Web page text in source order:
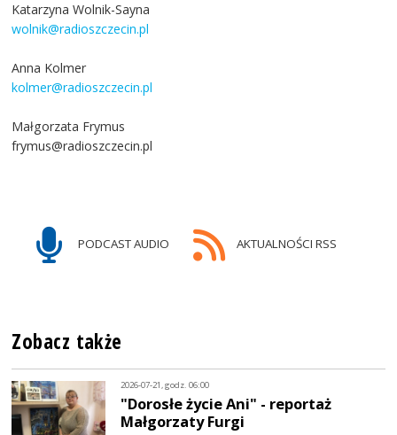
Katarzyna Wolnik-Sayna
wolnik@radioszczecin.pl
Anna Kolmer
kolmer@radioszczecin.pl
Małgorzata Frymus
frymus@radioszczecin.pl
PODCAST AUDIO AKTUALNOŚCI RSS
Zobacz także
2026-07-21, godz. 06:00
"Dorosłe życie Ani" - reportaż
Małgorzaty Furgi